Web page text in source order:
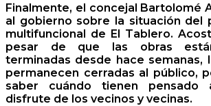
Finalmente, el concejal Bartolomé
al gobierno sobre la situación del
multifuncional de El Tablero.
pesar de que las obras
terminadas desde hace semanas,
permanecen cerradas al público,
saber cuándo tienen pensado
disfrute de los vecinos y vecinas.